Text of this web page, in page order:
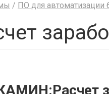
/ ПО для автоматизации